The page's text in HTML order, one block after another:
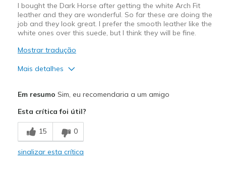
I bought the Dark Horse after getting the white Arch Fit
leather and they are wonderful. So far these are doing the
job and they look great. I prefer the smooth leather like the
white ones over this suede, but I think they will be fine.
Mostrar tradução
Mais detalhes
Comfortable
Stylish
Em resumo Sim, eu recomendaria a um amigo
Esta crítica foi útil?
15 0
sinalizar esta crítica